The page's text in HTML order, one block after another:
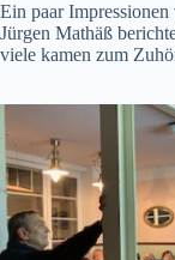
Ein paar
Jürgen Mathäß
viele kamen zum